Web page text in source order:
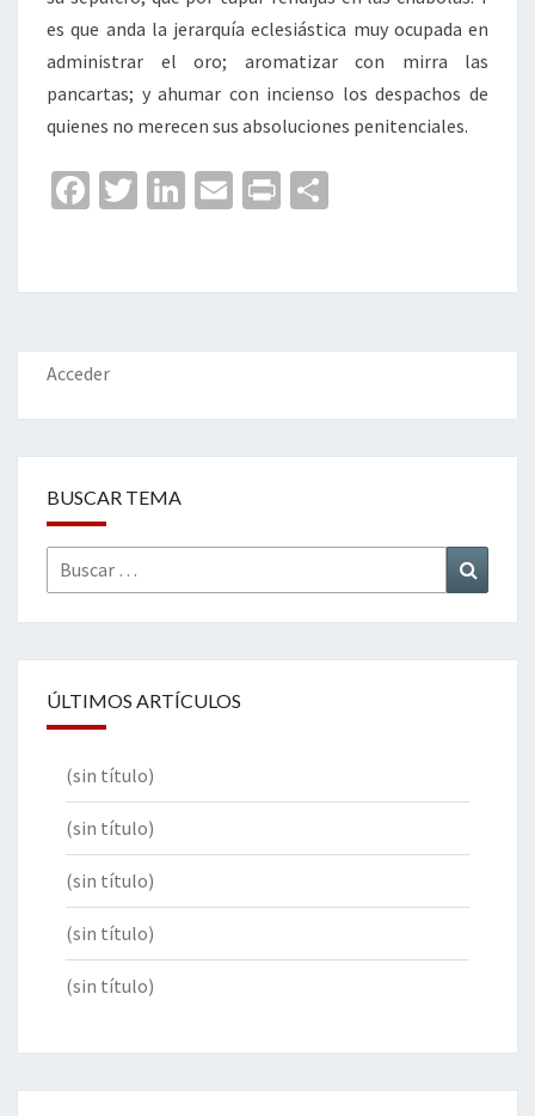
es que anda la jerarquía eclesiástica muy ocupada en
administrar el oro; aromatizar con mirra las
pancartas; y ahumar con incienso los despachos de
quienes no merecen sus absoluciones penitenciales.
Fa
o
o
k
T
er
Li
dI
n
E
l
Pr
p
ar
Acceder
BUSCAR TEMA
Buscar
por:
ÚLTIMOS ARTÍCULOS
(sin título)
(sin título)
(sin título)
(sin título)
(sin título)